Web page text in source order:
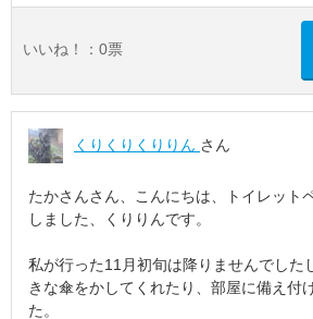
いいね！： 0票
くりくりくりりん さん
たかさんさん、こんにちは、トイレット
しました、くりりんです。
私が行った11月初旬は降りませんでした
きな傘をかしてくれたり、部屋に備え付
た。